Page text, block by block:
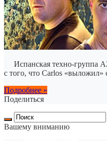
Испанская техно-группа
с того, что Carlos
Подробнее »
Поделиться
Вашему вниманию